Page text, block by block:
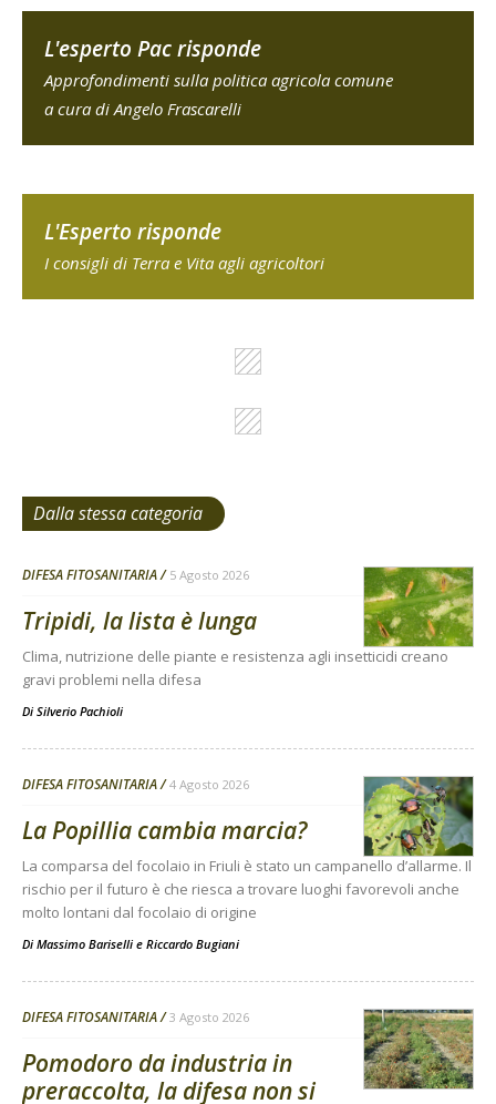
L'esperto Pac risponde
Approfondimenti sulla politica agricola comune
a cura di Angelo Frascarelli
L'Esperto risponde
I consigli di Terra e Vita agli agricoltori
Dalla stessa categoria
DIFESA FITOSANITARIA 5 Agosto 2026
Tripidi, la lista è lunga
Clima, nutrizione delle piante e resistenza agli insetticidi creano
gravi problemi nella difesa
Di Silverio Pachioli
DIFESA FITOSANITARIA 4 Agosto 2026
La Popillia cambia marcia?
La comparsa del focolaio in Friuli è stato un campanello d’allarme. Il
rischio per il futuro è che riesca a trovare luoghi favorevoli anche
molto lontani dal focolaio di origine
Di Massimo Bariselli e Riccardo Bugiani
DIFESA FITOSANITARIA 3 Agosto 2026
Pomodoro da industria in
preraccolta, la difesa non si